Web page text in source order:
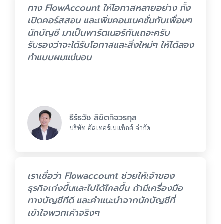
ทาง FlowAccount ให้โอกาสหลายอย่าง ทั้ง
เปิดคอร์สสอน และเพิ่มคอนเนคชั่นกับเพื่อนๆ
นักบัญชี มาเป็นพาร์ตเนอร์กันเถอะครับ
รับรองว่าจะได้รับโอกาสและสิ่งใหม่ๆ ให้ได้ลอง
ทำแบบผมแน่นอน
ธีร์ธวัช ลิขิตกิจวรกุล
บริษัท อัลเทอร์เนแท็กส์ จำกัด
เราเชื่อว่า Flowaccount ช่วยให้เจ้าของ
ธุรกิจเก่งขึ้นและไปได้ไกลขึ้น ถ้ามีเครื่องมือ
ทางบัญชีทีดี และคำแนะนำจากนักบัญชีที่
เข้าใจพวกเค้าจริงๆ